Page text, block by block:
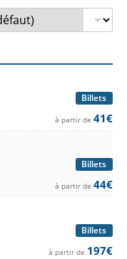
Colonne 1 : date,
Billets
à partir de 41€
Billets
à partir de 44€
Billets
à partir de 197€